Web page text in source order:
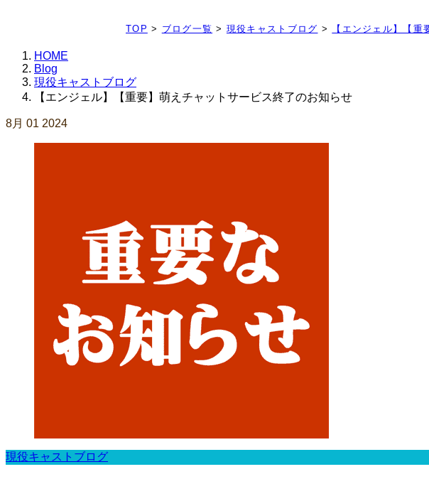
TOP > ブログ一覧 > 現役キャストブログ > 【エンジェル】【
HOME
Blog
現役キャストブログ
【エンジェル】【重要】萌えチャットサービス終了のお知らせ
8月 01 2024
現役キャストブログ